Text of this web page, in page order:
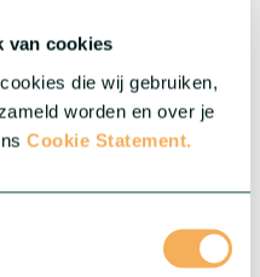
van cookies
die wij gebruiken,
worden en over je
Cookie Statement.
dobles, Flow
se presenta